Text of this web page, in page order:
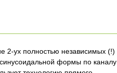
2-ух полностью независимых (!)
формы по каналу